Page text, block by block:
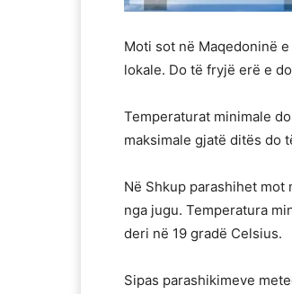
Moti sot në Maqedoninë
lokale. Do të fryjë erë e
Temperaturat minimale
maksimale gjatë ditës do
Në Shkup parashihet
nga jugu. Temperatura
deri në 19 gradë Celsius.
Sipas parashikimeve